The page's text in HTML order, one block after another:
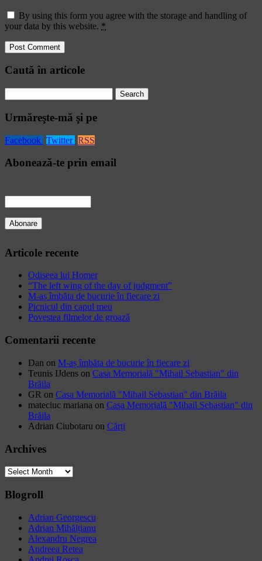
By using this form you agree with the storage and handling of
your data by this website. *
Caută în articole
for:
Urmăreşte-mă şi pe
Facebook Twitter RSS
Abonează-te prin email
Articole recente
Odiseea lui Homer
“The left wing of the day of judgment”
M-aș îmbăta de bucurie în fiecare zi
Picnicul din capul meu
Povestea filmelor de groază
Comentarii recente
Dan on M-aș îmbăta de bucurie în fiecare zi
Teunis IJdens on Casa Memorială "Mihail Sebastian" din
Brăila
GR on Casa Memorială "Mihail Sebastian" din Brăila
mateciuc mariana on Casa Memorială "Mihail Sebastian" din
Brăila
Adrian Ciubotaru on Cărți
Archives
Archives
Blogroll
Adrian Georgescu
Adrian Mihălțianu
Alexandru Negrea
Andreea Retea